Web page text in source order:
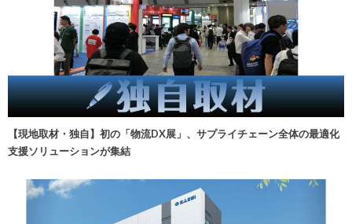
【現地取材・独自】初の「物流DX展」、サプライチェーン全体の最適化
支援ソリューションが集結